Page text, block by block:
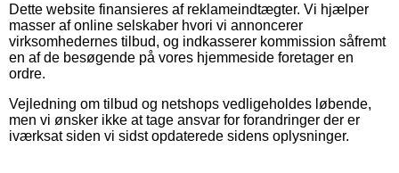
Dette website finansieres af reklameindtægter. Vi hjælper
masser af online selskaber hvori vi annoncerer
virksomhedernes tilbud, og indkasserer kommission såfremt
en af de besøgende på vores hjemmeside foretager en
ordre.
Vejledning om tilbud og netshops vedligeholdes løbende,
men vi ønsker ikke at tage ansvar for forandringer der er
iværksat siden vi sidst opdaterede sidens oplysninger.